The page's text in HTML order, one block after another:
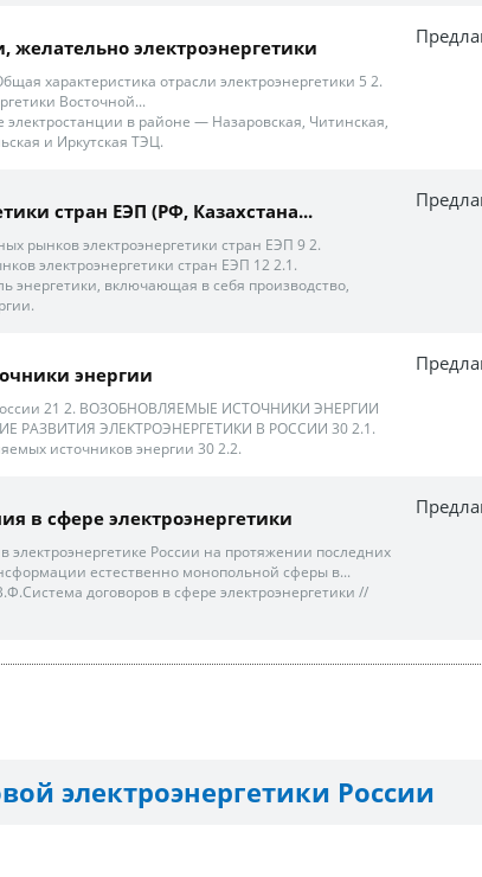
желательно электроэнергетики
характеристика отрасли электроэнергетики 5 2.
Восточной...
в районе — Назаровская, Читинская,
и Иркутская ТЭЦ.
стран ЕЭП (РФ, Казахстана...
рынков электроэнергетики стран ЕЭП 9 2.
электроэнергетики стран ЕЭП 12 2.1.
энергетики, включающая в себя производство,
энергии
России 21 2. ВОЗОБНОВЛЯЕМЫЕ ИСТОЧНИКИ ЭНЕРГИИ
РАЗВИТИЯ ЭЛЕКТРОЭНЕРГЕТИКИ В РОССИИ 30 2.1.
источников энергии 30 2.2.
в сфере электроэнергетики
России на протяжении последних
естественно монопольной сферы в...
договоров в сфере электроэнергетики //
электроэнергетики России